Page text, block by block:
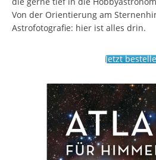
Von der Orientierung am
Astrofotografie: hier ist alles drin.
Jetzt